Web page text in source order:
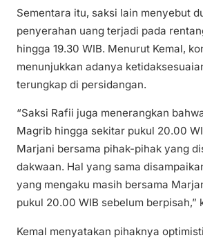
Sementara itu, saksi lain menyebut
penyerahan uang terjadi pada
hingga 19.30 WIB. Menurut Kemal,
menunjukkan adanya
terungkap di persidangan.
“Saksi Rafii juga menerangkan
Magrib hingga sekitar pukul 20.00
Marjani bersama pihak-pihak yang
dakwaan. Hal yang sama
yang mengaku masih bersama
pukul 20.00 WIB sebelum berpisah,”
Kemal menyatakan pihaknya